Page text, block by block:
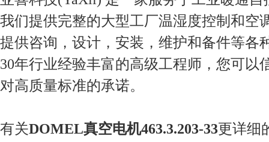
我们提供完整的大型工厂温湿度控制和空
提供咨询，设计，安装，维护和备件等各
30年行业经验丰富的高级工程师，您可以
对高质量标准的承诺。
有关DOMEL真空电机463.3.203-33更详细